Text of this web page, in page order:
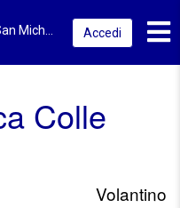
Accedi
Colle
Volantino